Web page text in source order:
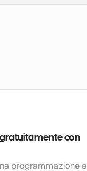
gratuitamente con
programmazione e